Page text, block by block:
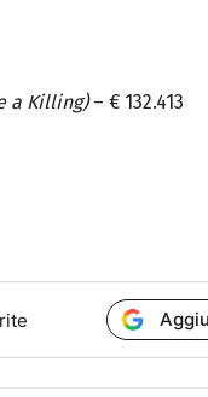
a Killing)– € 132.413